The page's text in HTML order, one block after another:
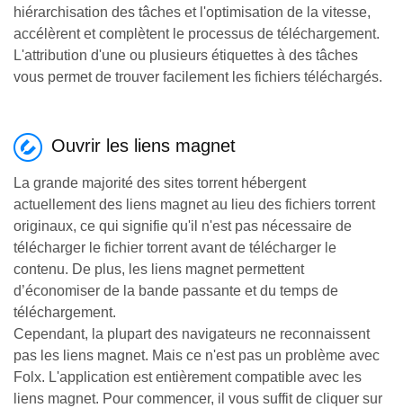
hiérarchisation des tâches et l'optimisation de la vitesse,
accélèrent et complètent le processus de téléchargement.
L'attribution d'une ou plusieurs étiquettes à des tâches
vous permet de trouver facilement les fichiers téléchargés.
Ouvrir les liens magnet
La grande majorité des sites torrent hébergent
actuellement des liens magnet au lieu des fichiers torrent
originaux, ce qui signifie qu'il n'est pas nécessaire de
télécharger le fichier torrent avant de télécharger le
contenu. De plus, les liens magnet permettent
d’économiser de la bande passante et du temps de
téléchargement.
Cependant, la plupart des navigateurs ne reconnaissent
pas les liens magnet. Mais ce n'est pas un problème avec
Folx. L'application est entièrement compatible avec les
liens magnet. Pour commencer, il vous suffit de cliquer sur